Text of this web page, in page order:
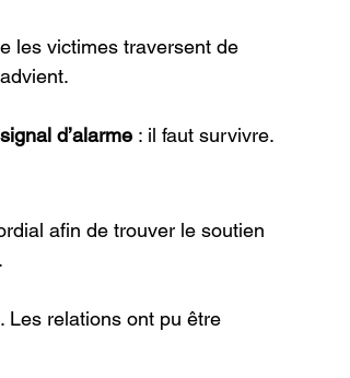
les victimes traversent de
d’alarme : il faut survivre.
afin de trouver le soutien
Les relations ont pu être